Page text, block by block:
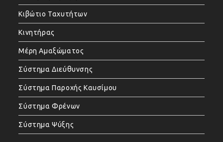
Κιβώτιο Ταχυτήτων
Κινητήρας
Μέρη Αμαξώματος
Σύστημα Διεύθυνσης
Σύστημα Παροχής Καυσίμου
Σύστημα Φρένων
Σύστημα Ψύξης